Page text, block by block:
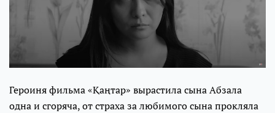
Героиня фильма «Қаңтар» вырастила сына Абзала
одна и сгоряча, от страха за любимого сына прокляла